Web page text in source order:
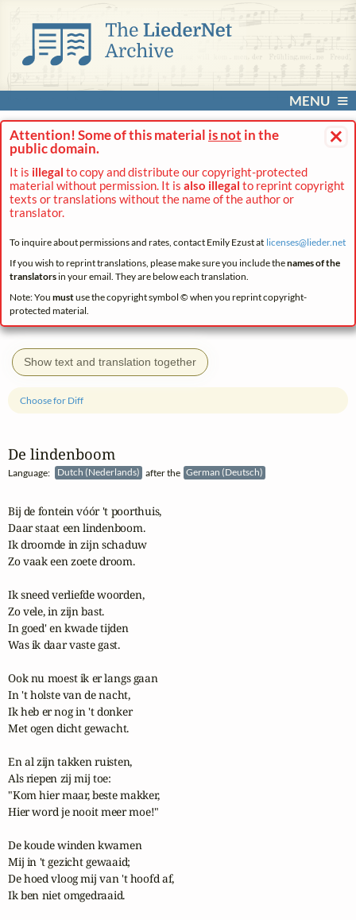
MENU
×
Attention! Some of this material is not in the
public domain.
It is illegal to copy and distribute our copyright-protected
material without permission. It is also illegal to reprint copyright
texts or translations without the name of the author or
translator.
To inquire about permissions and rates, contact Emily Ezust at licenses@lieder.net
If you wish to reprint translations, please make sure you include thenames of the
translatorsin your email. They are below each translation.
Note: You mustuse the copyright symbol © when you reprint copyright-
protected material.
Show text and translation together
De lindenboom
Language: Dutch (Nederlands) after the German (Deutsch)
Choose for Diff
Bij de fontein vóór 't poorthuis,
Daar staat een lindenboom.
Ik droomde in zijn schaduw
Zo vaak een zoete droom.
Ik sneed verliefde woorden,
Zo vele, in zijn bast.
In goed' en kwade tijden
Was ik daar vaste gast.
Ook nu moest ik er langs gaan
In 't holste van de nacht,
Ik heb er nog in 't donker
Met ogen dicht gewacht.
En al zijn takken ruisten,
Als riepen zij mij toe:
"Kom hier maar, beste makker,
Hier word je nooit meer moe!"
De koude winden kwamen
Mij in 't gezicht gewaaid;
De hoed vloog mij van 't hoofd af,
Ik ben niet omgedraaid.